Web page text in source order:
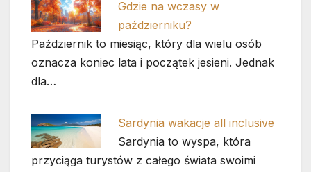
Gdzie na wczasy w
październiku?
Październik to miesiąc, który dla wielu osób
oznacza koniec lata i początek jesieni. Jednak
dla…
Sardynia wakacje all inclusive
Sardynia to wyspa, która
przyciąga turystów z całego świata swoimi